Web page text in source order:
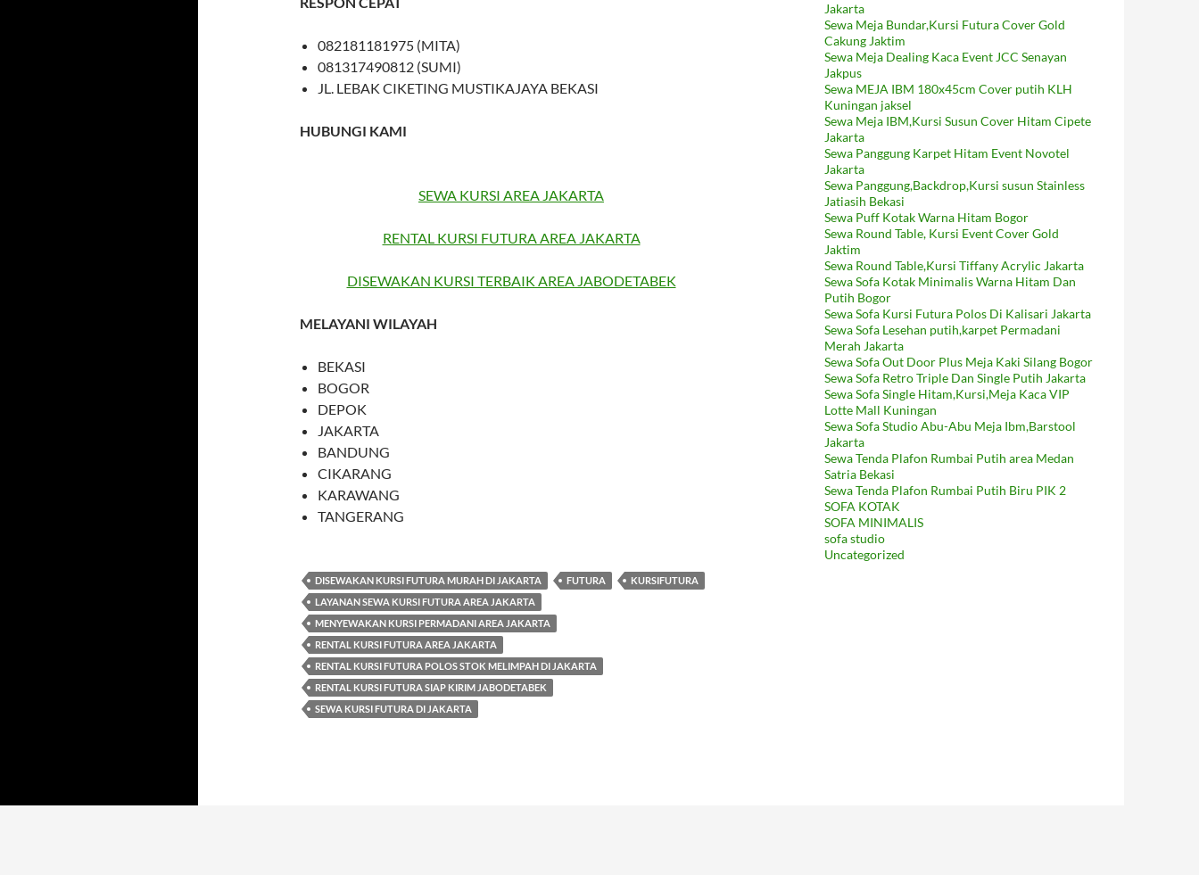
082181181975 (MITA)
081317490812 (SUMI)
JL. LEBAK CIKETING MUSTIKAJAYA BEKASI
HUBUNGI KAMI
SEWA KURSI AREA JAKARTA
RENTAL KURSI FUTURA AREA JAKARTA
DISEWAKAN KURSI TERBAIK AREA JABODETABEK
MELAYANI WILAYAH
BEKASI
BOGOR
DEPOK
JAKARTA
BANDUNG
CIKARANG
KARAWANG
TANGERANG
DISEWAKAN KURSI FUTURA MURAH DI JAKARTA FUTURA
KURSIFUTURA
LAYANAN SEWA KURSI FUTURA AREA JAKARTA
MENYEWAKAN KURSI PERMADANI AREA JAKARTA
RENTAL KURSI FUTURA AREA JAKARTA
RENTAL KURSI FUTURA POLOS STOK MELIMPAH DI JAKARTA
RENTAL KURSI FUTURA SIAP KIRIM JABODETABEK
SEWA KURSI FUTURA DI JAKARTA
Jakarta
Sewa Meja Bundar,Kursi Futura Cover Gold
Cakung Jaktim
Sewa Meja Dealing Kaca Event JCC Senayan
Jakpus
Sewa MEJA IBM 180x45cm Cover putih KLH
Kuningan jaksel
Sewa Meja IBM,Kursi Susun Cover Hitam Cipete
Jakarta
Sewa Panggung Karpet Hitam Event Novotel
Jakarta
Sewa Panggung,Backdrop,Kursi susun Stainless
Jatiasih Bekasi
Sewa Puff Kotak Warna Hitam Bogor
Sewa Round Table, Kursi Event Cover Gold
Jaktim
Sewa Round Table,Kursi Tiffany Acrylic Jakarta
Sewa Sofa Kotak Minimalis Warna Hitam Dan
Putih Bogor
Sewa Sofa Kursi Futura Polos Di Kalisari Jakarta
Sewa Sofa Lesehan putih,karpet Permadani
Merah Jakarta
Sewa Sofa Out Door Plus Meja Kaki Silang Bogor
Sewa Sofa Retro Triple Dan Single Putih Jakarta
Sewa Sofa Single Hitam,Kursi,Meja Kaca VIP
Lotte Mall Kuningan
Sewa Sofa Studio Abu-Abu Meja Ibm,Barstool
Jakarta
Sewa Tenda Plafon Rumbai Putih area Medan
Satria Bekasi
Sewa Tenda Plafon Rumbai Putih Biru PIK 2
SOFA KOTAK
SOFA MINIMALIS
sofa studio
Uncategorized